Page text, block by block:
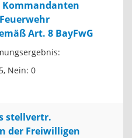
Kommandanten
Art. 8 BayFwG
Nein: 0
stellvertr.
der Freiwilligen